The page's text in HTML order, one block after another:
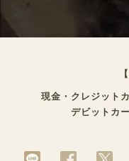
現金・クレジット
デビットカ